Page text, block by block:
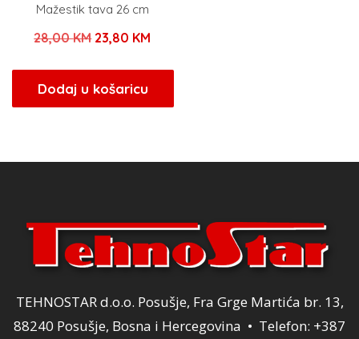
Mažestik tava 26 cm
28,00KM Izvorna
bila
je:
23,80 KM
23,80 KM.
Dodaj u košaricu
TEHNOSTAR d.o.o. Posušje, Fra Grge Martića br. 13,
88240 Posušje, Bosna i Hercegovina • Telefon: +387